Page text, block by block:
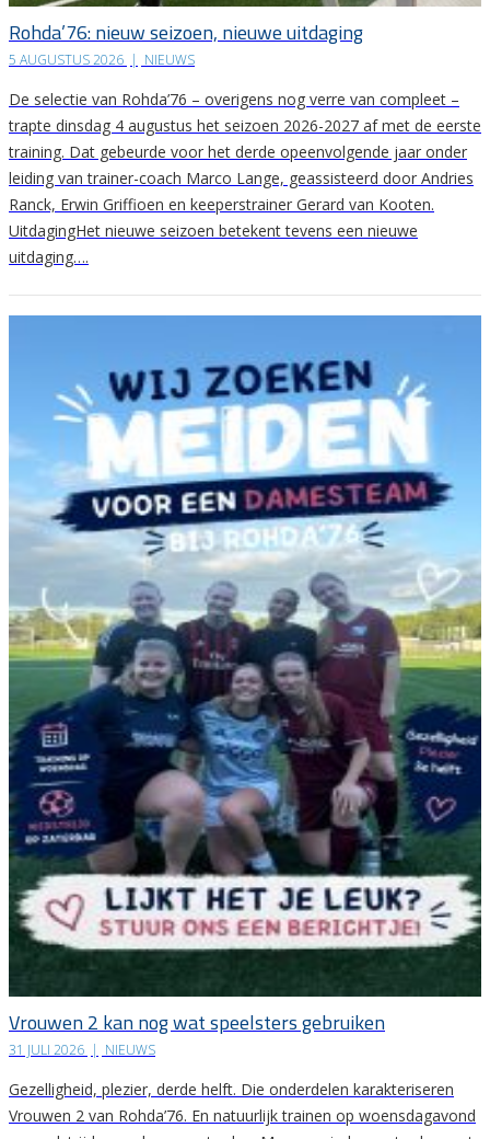
Rohda’76: nieuw seizoen, nieuwe uitdaging
5 AUGUSTUS 2026 | NIEUWS
De selectie van Rohda’76 – overigens nog verre van compleet –
trapte dinsdag 4 augustus het seizoen 2026-2027 af met de eerste
training. Dat gebeurde voor het derde opeenvolgende jaar onder
leiding van trainer-coach Marco Lange, geassisteerd door Andries
Ranck, Erwin Griffioen en keeperstrainer Gerard van Kooten.
UitdagingHet nieuwe seizoen betekent tevens een nieuwe
uitdaging….
Vrouwen 2 kan nog wat speelsters gebruiken
31 JULI 2026 | NIEUWS
Gezelligheid, plezier, derde helft. Die onderdelen karakteriseren
Vrouwen 2 van Rohda’76. En natuurlijk trainen op woensdagavond